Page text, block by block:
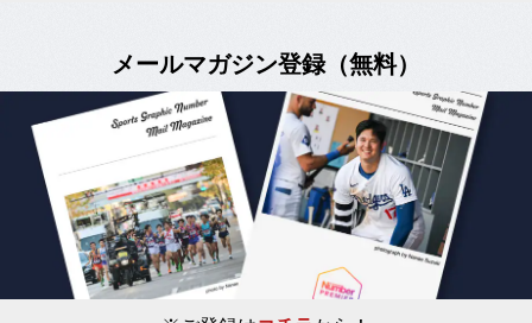
メールマガジン登録（無料）